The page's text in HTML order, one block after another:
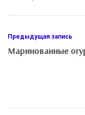
Предыдущая запись
Маринованные